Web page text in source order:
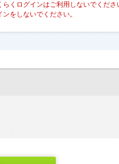
くログインはご利用しないでくださ
をしないでください。